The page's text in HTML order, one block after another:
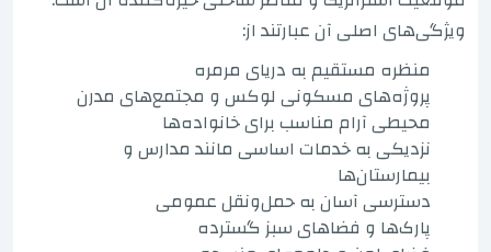
ویژگی‌های اصلی آن عبارتند از:
منظره مستقیم به دریای مرمره
پروژه‌های مسکونی لوکس و مجتمع‌های مدرن
محیطی آرام مناسب برای خانواده‌ها
نزدیکی به خدمات اساسی مانند مدارس و
بیمارستان‌ها
دسترسی آسان به حمل‌ونقل عمومی
پارک‌ها و فضاهای سبز گسترده